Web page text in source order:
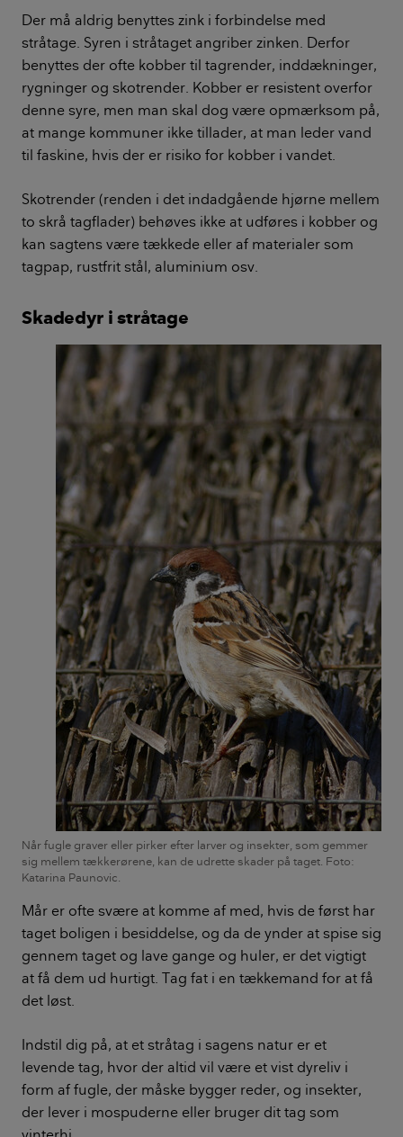
Der må aldrig benyttes zink i forbindelse med
stråtage. Syren i stråtaget angriber zinken. Derfor
benyttes der ofte kobber til tagrender, inddækninger,
rygninger og skotrender. Kobber er resistent overfor
denne syre, men man skal dog være opmærksom på,
at mange kommuner ikke tillader, at man leder vand
til faskine, hvis der er risiko for kobber i vandet.
Skotrender (renden i det indadgående hjørne mellem
to skrå tagflader) behøves ikke at udføres i kobber og
kan sagtens være tækkede eller af materialer som
tagpap, rustfrit stål, aluminium osv.
Skadedyr i stråtage
Når fugle graver eller pirker efter larver og insekter, som gemmer
sig mellem tækkerørene, kan de udrette skader på taget. Foto:
Katarina Paunovic.
Mår er ofte svære at komme af med, hvis de først har
taget boligen i besiddelse, og da de ynder at spise sig
gennem taget og lave gange og huler, er det vigtigt
at få dem ud hurtigt. Tag fat i en tækkemand for at få
det løst.
Indstil dig på, at et stråtag i sagens natur er et
levende tag, hvor der altid vil være et vist dyreliv i
form af fugle, der måske bygger reder, og insekter,
der lever i mospuderne eller bruger dit tag som